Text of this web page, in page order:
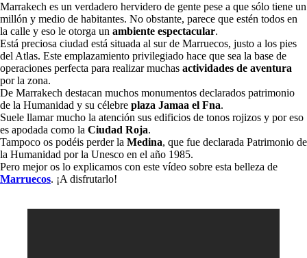
Marrakech es un verdadero hervidero de gente pese a que sólo tiene un
millón y medio de habitantes. No obstante, parece que estén todos en
la calle y eso le otorga un ambiente espectacular.
Está preciosa ciudad está situada al sur de Marruecos, justo a los pies
del Atlas. Este emplazamiento privilegiado hace que sea la base de
operaciones perfecta para realizar muchas actividades de aventura
por la zona.
De Marrakech destacan muchos monumentos declarados patrimonio
de la Humanidad y su célebre plaza Jamaa el Fna.
Suele llamar mucho la atención sus edificios de tonos rojizos y por eso
es apodada como la Ciudad Roja.
Tampoco os podéis perder la Medina, que fue declarada Patrimonio de
la Humanidad por la Unesco en el año 1985.
Pero mejor os lo explicamos con este vídeo sobre esta belleza de
Marruecos. ¡A disfrutarlo!